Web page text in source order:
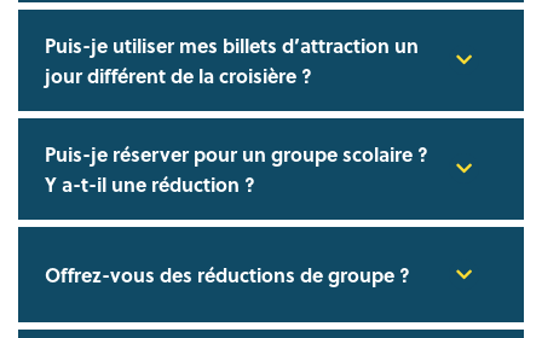
Puis-je utiliser mes billets d’attraction un
jour différent de la croisière ?
Puis-je réserver pour un groupe scolaire ?
Y a-t-il une réduction ?
Offrez-vous des réductions de groupe ?